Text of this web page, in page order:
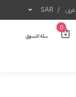
عربى /
SAR
0
سلة التسوق